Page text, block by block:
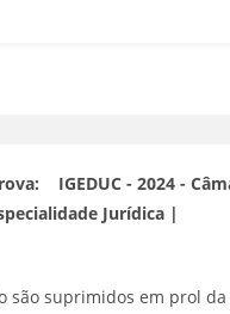
IGEDUC - 2024 -
Jurídica |
suprimidos em prol